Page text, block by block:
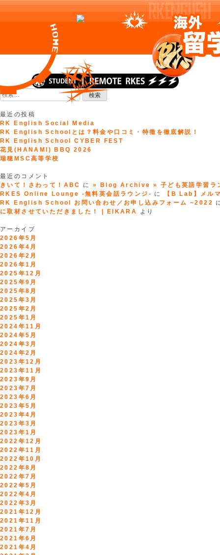
to
content
検
索:
最近の投稿
RK English Social Media
RK English Schoolとは？料金や口コミ・特徴を徹底解説！
RK English School CYBER FEST
花見(HANAMI) BBQ 2026
瑞穂MSC高等学校
最近のコメント
きいて！さわって！ABC
に» Blog Archive » 子ども英語学習ラ
RKES Online Lounge -無料英会話ラウンジ- に
【B Lab】メ
RK English School お問い合わせ／お申し込みフォーム ~2022
に取材させていただきました！ | EIKARA
より
アーカイブ
2026年5月
2026年4月
2026年2月
2026年1月
2025年12月
2025年9月
2025年8月
2025年3月
2025年2月
2025年1月
2024年11月
2024年5月
2024年3月
2024年2月
2023年12月
2023年11月
2023年9月
2023年7月
2023年6月
2023年5月
2023年4月
2023年3月
2023年1月
2022年12月
2022年11月
2022年10月
2022年8月
2022年7月
2022年5月
2022年4月
2022年3月
2021年12月
2021年11月
2021年7月
2021年6月
2021年4月